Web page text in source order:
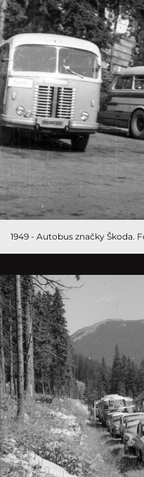
1949 - Autobus značky Škoda.